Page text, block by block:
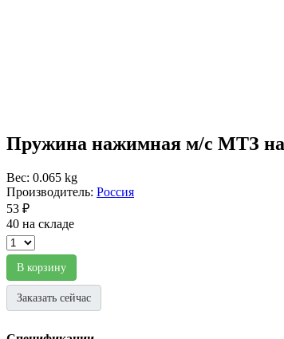
Пружина нажимная м/с МТЗ
Вес: 0.065 kg
Производитель: Россия
53 ₽
40 на складе
В корзину
Заказать сейчас